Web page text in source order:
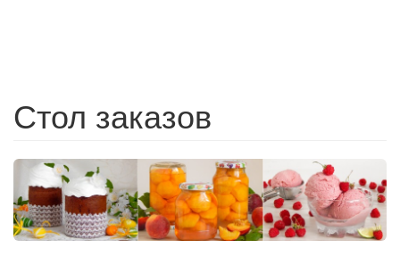
Стол заказов